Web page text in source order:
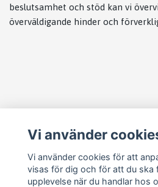
beslutsamhet och stöd kan vi
överväldigande hinder och
Köpvillkor
Kontakt
Cookie
Vi använder
Vi använder cookies för att
visas för dig och för att du ska
upplevelse när du handlar hos